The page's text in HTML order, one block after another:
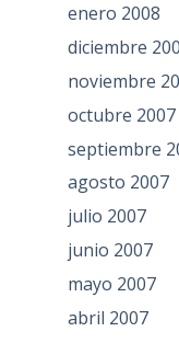
enero 2008
diciembre
noviembre
octubre 2007
septiembre
agosto 2007
julio 2007
junio 2007
mayo 2007
abril 2007